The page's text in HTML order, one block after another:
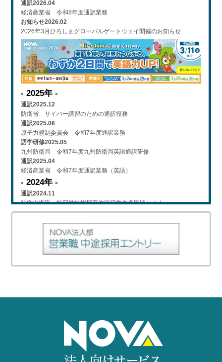
通訳2026.04
経済産業省 令和8年度通訳業務
お知らせ2026.02
2026年3月ひろしまグローバルゲートウェイ開催のお知らせ
- 2025年 -
通訳2025.12
防衛省 サイバー講習のための通訳役務
通訳2025.06
原子力規制委員会 令和7年度通訳業務
語学研修2025.05
九州防衛局 令和7年度九州防衛局英語通訳研修
通訳2025.04
経済産業省 令和7年度通訳業務（英語）
- 2024年 -
通訳2024.11
航空自衛隊 幹部学校指揮幕僚課程学生多国間セミナー
お知らせ2024.11
英語・韓国語ライティングコース公式ウェブサイトリニューアル
＜公式サイトはこちら＞
2024.07
広島県 令和6年度在南米被爆者健康相談等事業に係る契約書翻訳
通訳2024.04
環境省 令和6年度通訳業務
林野庁 持続可能な森林経営に関する日中韓三か国部長級対話
2023.08